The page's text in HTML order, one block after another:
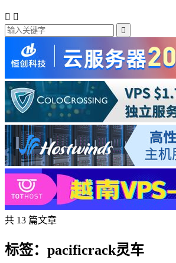
 

共 13 篇文章
标签：pacificrack灵车